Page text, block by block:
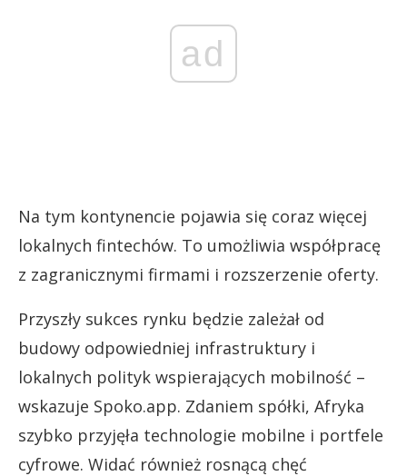
ad
Na tym kontynencie pojawia się coraz więcej
lokalnych fintechów. To umożliwia współpracę
z zagranicznymi firmami i rozszerzenie oferty.
Przyszły sukces rynku będzie zależał od
budowy odpowiedniej infrastruktury i
lokalnych polityk wspierających mobilność –
wskazuje Spoko.app. Zdaniem spółki, Afryka
szybko przyjęła technologie mobilne i portfele
cyfrowe. Widać również rosnącą chęć